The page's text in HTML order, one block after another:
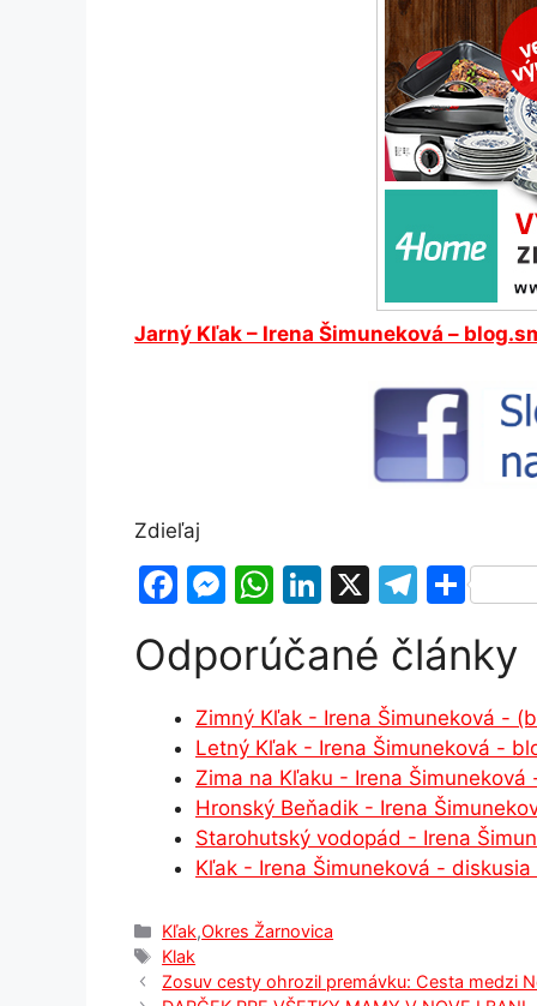
Jarný Kľak – Irena Šimuneková –
Zdieľaj
F
c
e
b
o
o
k
M
s
e
n
g
er
W
at
s
A
p
p
Li
k
e
dI
n
X
T
e
gr
a
m
S
ar
Odporúčané články
Zimný Kľak - Irena Šimuneková -
Letný Kľak - Irena Šimuneková -
Zima na Kľaku - Irena Šimuneková
Hronský Beňadik - Irena
Starohutský vodopád - Irena
Kľak - Irena Šimuneková -
Kategórie
Kľak,Okres Žarnovica
Značky
Klak
Zosuv cesty ohrozil premávku: Cesta medzi